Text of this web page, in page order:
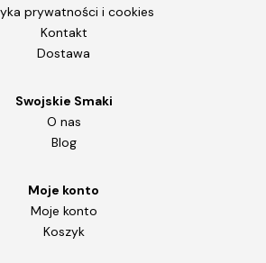
prywatności i cookies
Kontakt
Dostawa
Swojskie Smaki
O nas
Blog
Moje konto
Moje konto
Koszyk